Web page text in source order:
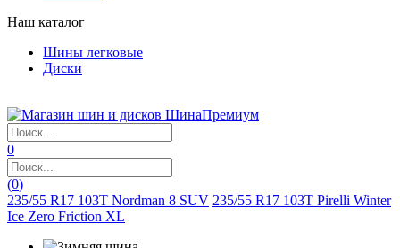
Наш каталог
Шины легковые
Диски
0
(0)
235/55 R17 103T Nordman 8 SUV 235/55 R17 103T Pirelli Winter
Ice Zero Friction XL